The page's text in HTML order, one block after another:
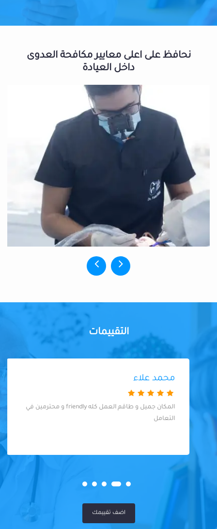
نحافظ على اعلى معايير مكافحة العدوى
داخل العيادة
التقييمات
محمد علاء
المكان جميل و طاقم العمل كله friendly و محترمين في
التعامل
اضف تقييمك